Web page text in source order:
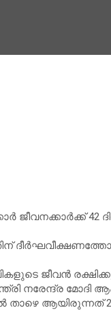
42
ജീവന്‍
നരേന്ദ്ര
ആയിരുന്നത്